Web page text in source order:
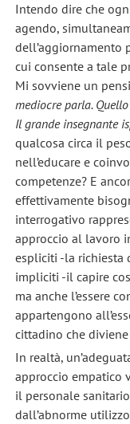
Intendo dire che
agendo,
dell’aggiornamento
cui consente a tale
Mi sovviene un
mediocre parla.
Il grande insegnante
qualcosa circa il
nell’educare e
competenze? E
effettivamente
interrogativo
approccio al lavoro
espliciti -la richiesta
impliciti -il capire
ma anche l’essere
appartengono
cittadino che
In realtà,
approccio empatico
il personale
dall’abnorme